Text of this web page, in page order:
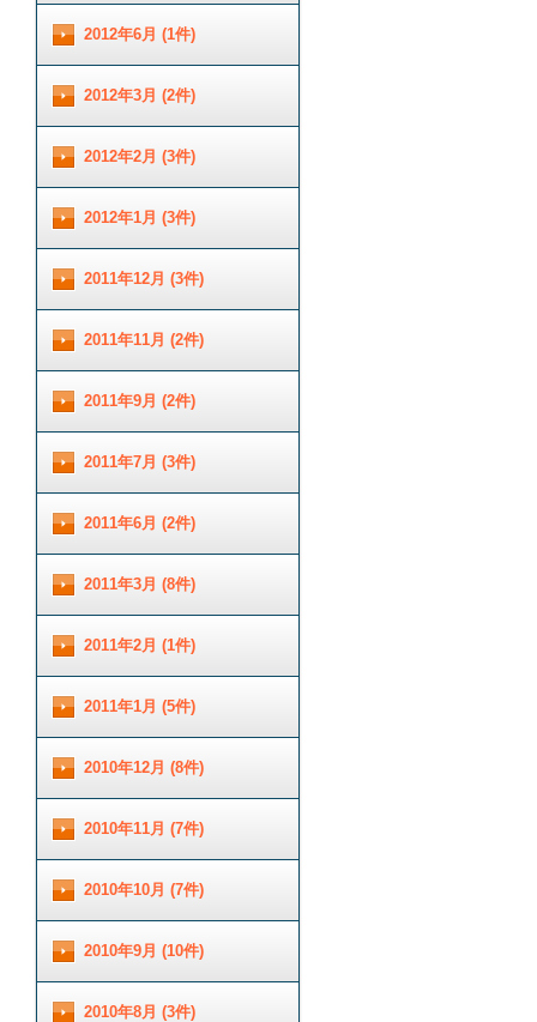
2012年6月 (1件)
2012年3月 (2件)
2012年2月 (3件)
2012年1月 (3件)
2011年12月 (3件)
2011年11月 (2件)
2011年9月 (2件)
2011年7月 (3件)
2011年6月 (2件)
2011年3月 (8件)
2011年2月 (1件)
2011年1月 (5件)
2010年12月 (8件)
2010年11月 (7件)
2010年10月 (7件)
2010年9月 (10件)
2010年8月 (3件)